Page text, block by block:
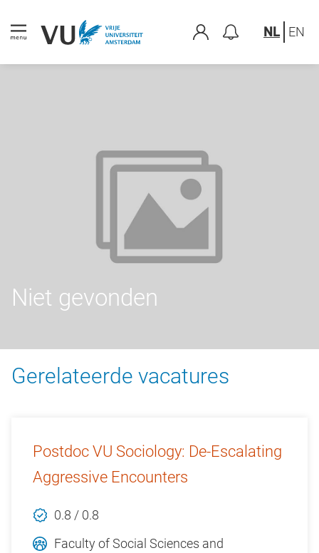
NL EN
Niet gevonden
Gerelateerde vacatures
Postdoc VU Sociology: De-Escalating
Aggressive Encounters
0.8 / 0.8
Faculty of Social Sciences and